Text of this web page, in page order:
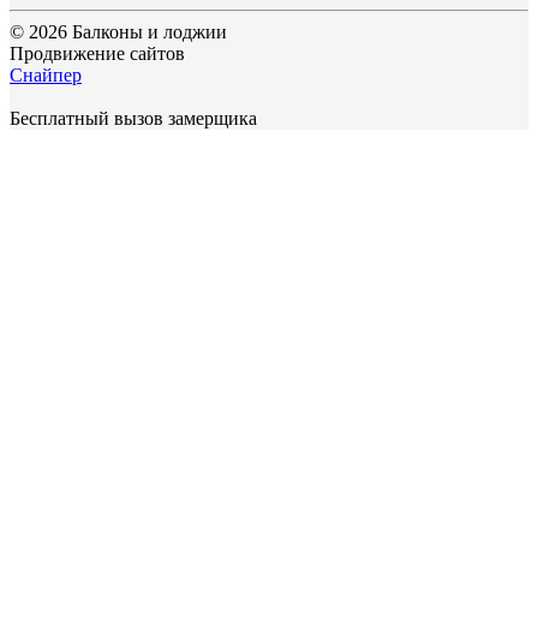
© 2026 Балконы и лоджии
Продвижение сайтов
Снайпер
Бесплатный вызов замерщика